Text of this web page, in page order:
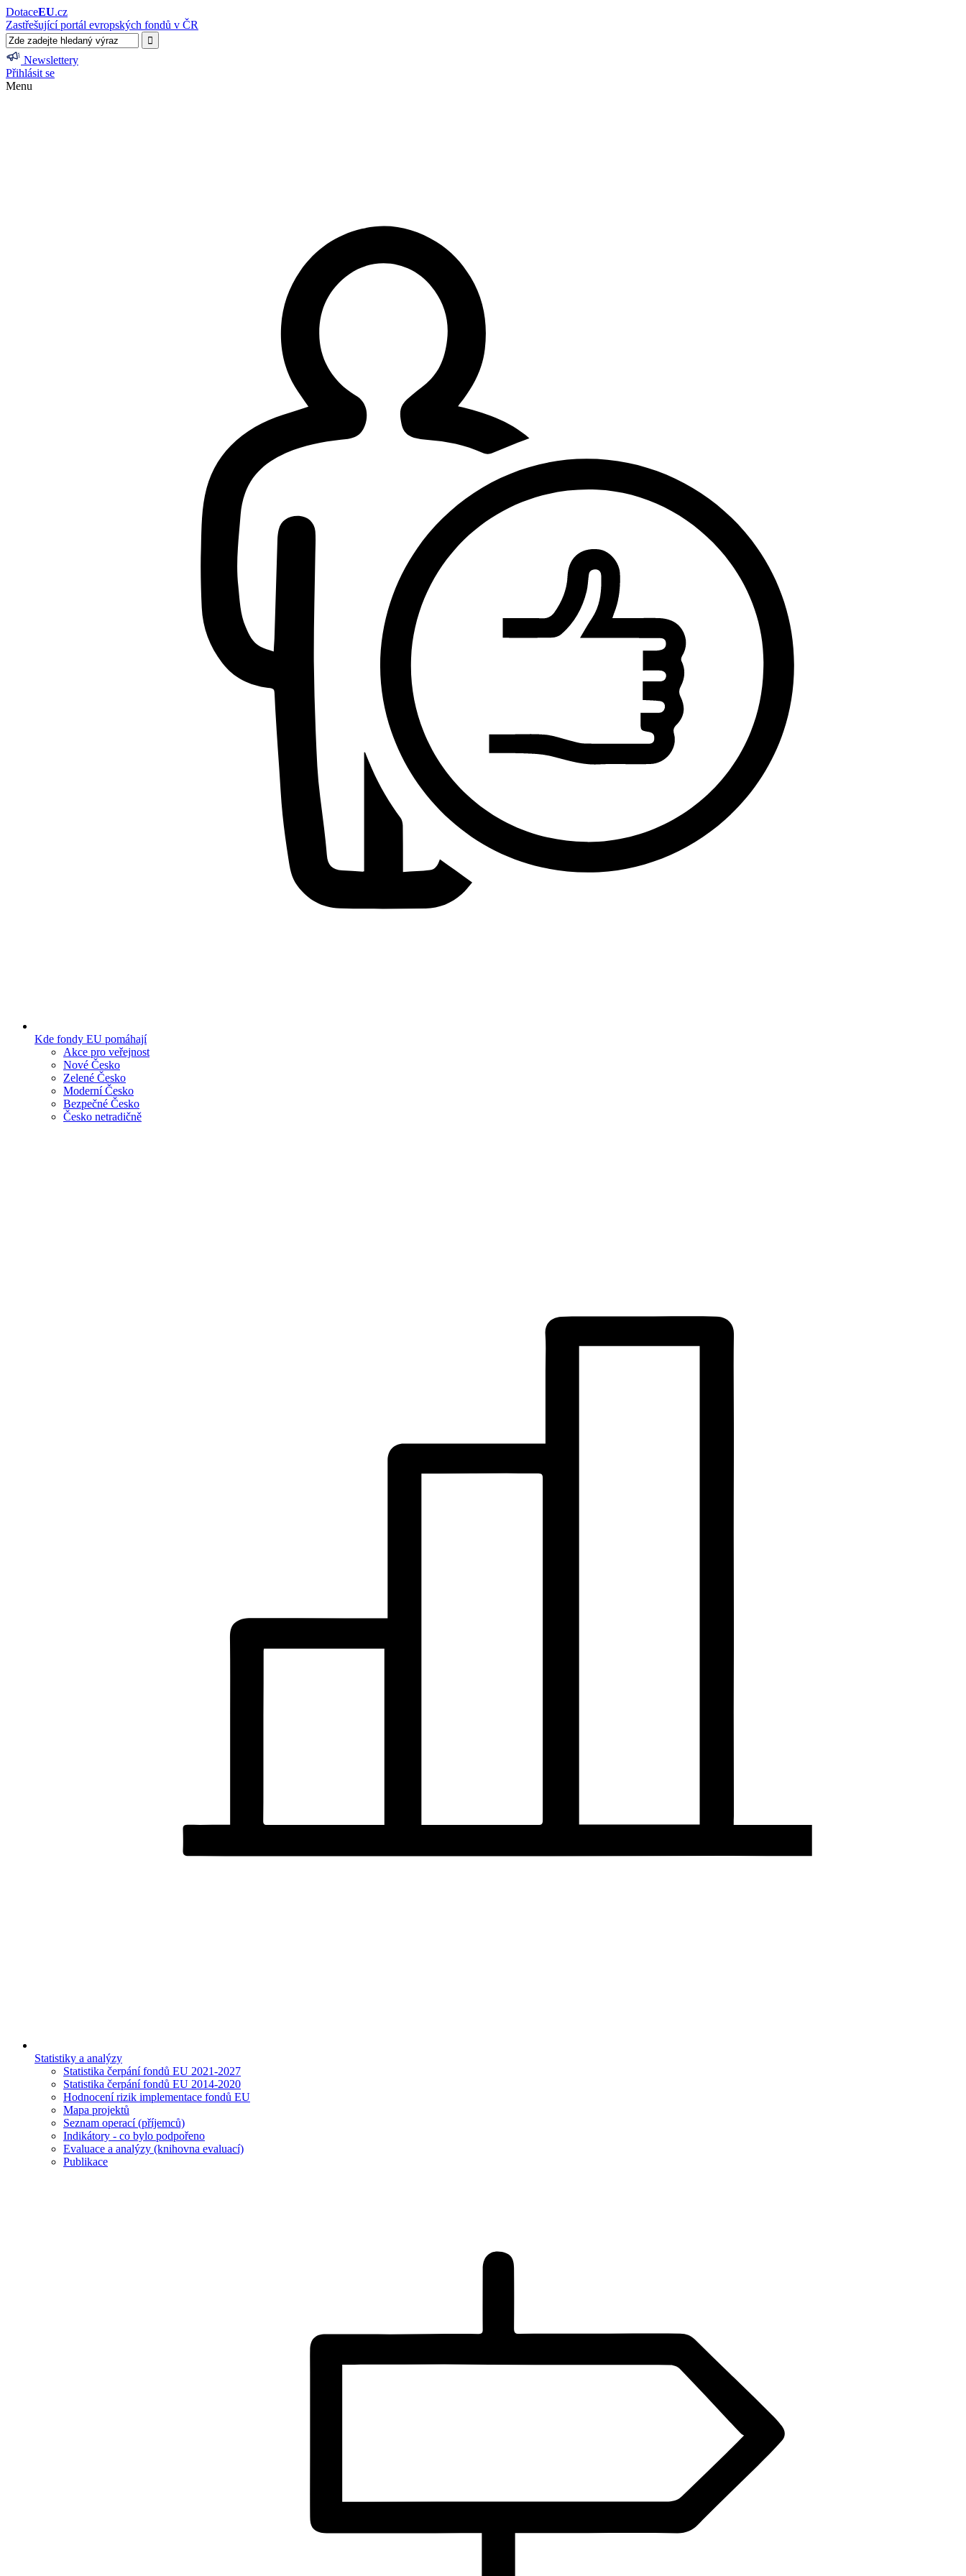
DotaceEU.cz
Zastřešující portál evropských fondů v ČR
Newslettery
Přihlásit se
Menu
Kde fondy EU pomáhají
Akce pro veřejnost
Nové Česko
Zelené Česko
Moderní Česko
Bezpečné Česko
Česko netradičně
Statistiky a analýzy
Statistika čerpání fondů EU 2021-2027
Statistika čerpání fondů EU 2014-2020
Hodnocení rizik implementace fondů EU
Mapa projektů
Seznam operací (příjemců)
Indikátory - co bylo podpořeno
Evaluace a analýzy (knihovna evaluací)
Publikace